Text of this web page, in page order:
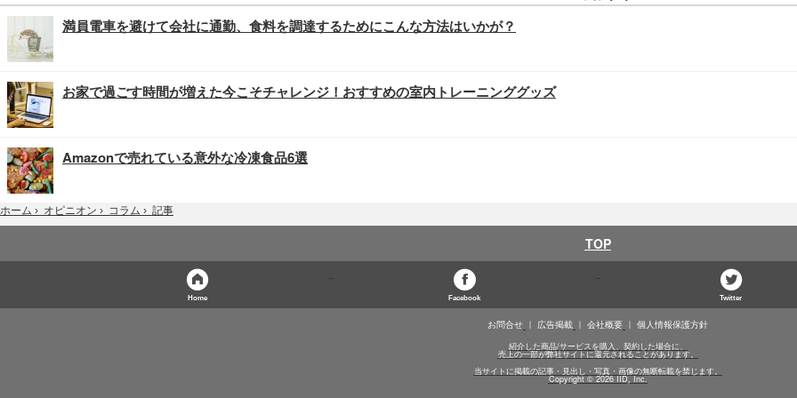
満員電車を避けて会社に通勤、食料を調達するためにこんな方法はいかが？
お家で過ごす時間が増えた今こそチャレンジ！おすすめの室内トレーニンググッズ
Amazonで売れている意外な冷凍食品6選
ホーム › オピニオン › コラム › 記事
TOP
Home Facebook Twitter
お問合せ 広告掲載 会社概要 個人情報保護方針
紹介した商品/サービスを購入、契約した場合に、
売上の一部が弊社サイトに還元されることがあります。
当サイトに掲載の記事・見出し・写真・画像の無断転載を禁じます。
Copyright © 2026 IID, Inc.